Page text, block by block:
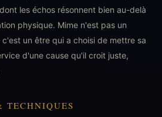
les échos résonnent bien au-delà
physique. Mime n'est pas un
un être qui a choisi de mettre sa
d'une cause qu'il croit juste,
TECHNIQUES